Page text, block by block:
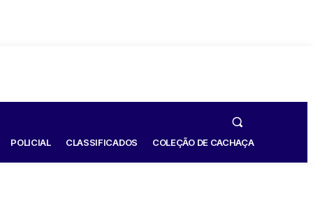
POLICIAL CLASSIFICADOS COLEÇÃO DE CACHAÇA